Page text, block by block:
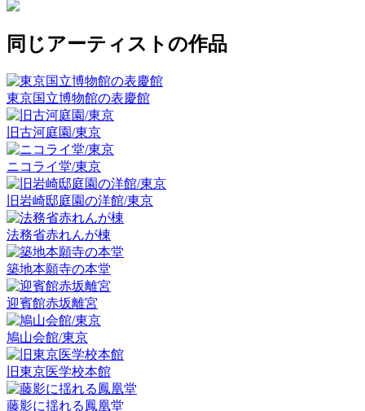
同じアーティストの作品
東京国立博物館の表慶館
旧古河庭園/東京
ニコライ堂/東京
旧岩崎邸庭園の洋館/東京
法務省赤れんが棟
築地本願寺の本堂
迎賓館赤坂離宮
鳩山会館/東京
旧東京医学校本館
藤影に揺れる鳳凰堂